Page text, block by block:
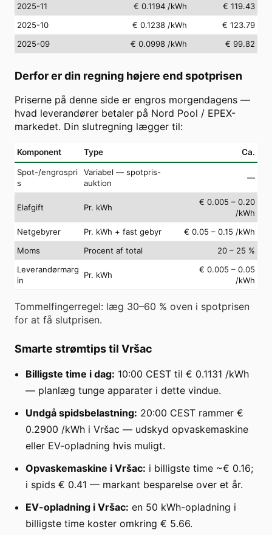
2025-11
€ 0.1194 /kWh
€ 119.43
2025-10
€ 0.1238 /kWh
€ 123.79
2025-09
€ 0.0998 /kWh € 99.82
Derfor er din regning højere end spotprisen
Priserne på denne side er engros morgendagens —
hvad leverandører betaler på Nord Pool / EPEX-
markedet. Din slutregning lægger til:
Komponent Type Ca.
Spot-/engrospri
s
Variabel — spotpris-
auktion
—
Elafgift Pr. kWh
€ 0.005 – 0.20
/kWh
Netgebyrer
Pr. kWh + fast gebyr
€ 0.05 – 0.15 /kWh
Moms
Procent af total
20 – 25 %
Leverandørmarg
in
Pr. kWh
€ 0.005 – 0.05
/kWh
Tommelfingerregel: læg 30–60 % oven i spotprisen
for at få slutprisen.
Smarte strømtips til Vršac
Billigste time i dag: 10:00 CEST til € 0.1131 /kWh
— planlæg tunge apparater i dette vindue.
Undgå spidsbelastning: 20:00 CEST rammer €
0.2900 /kWh i Vršac — udskyd opvaskemaskine
eller EV-opladning hvis muligt.
Opvaskemaskine i Vršac: i billigste time ~€ 0.16;
i spids € 0.41 — markant besparelse over et år.
EV-opladning i Vršac: en 50 kWh-opladning i
billigste time koster omkring € 5.66.